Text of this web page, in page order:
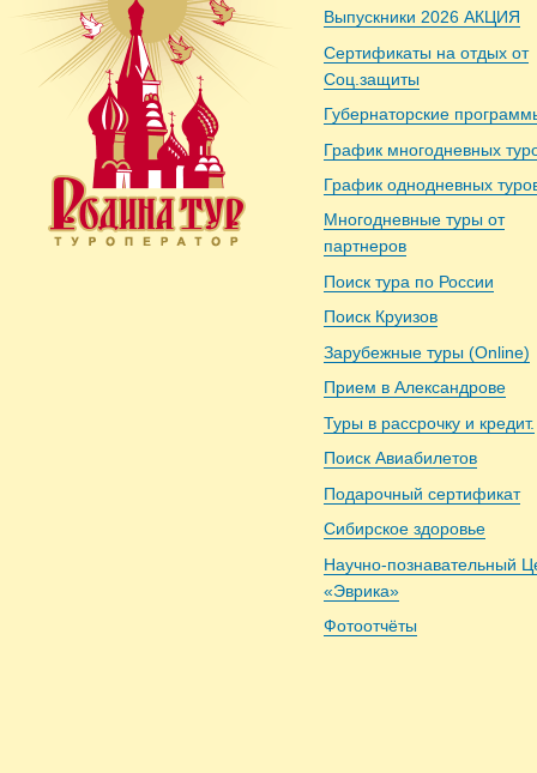
Выпускники 2026 АКЦИЯ
Сертификаты на отдых от
Соц.защиты
Губернаторские
График многодневных
График однодневных
Многодневные туры от
партнеров
Поиск тура по России
Поиск Круизов
Зарубежные туры (Online)
Прием в Александрове
Туры в рассрочку и кредит.
Поиск Авиабилетов
Подарочный сертификат
Сибирское здоровье
Научно-познавательный
«Эврика»
Фотоотчёты